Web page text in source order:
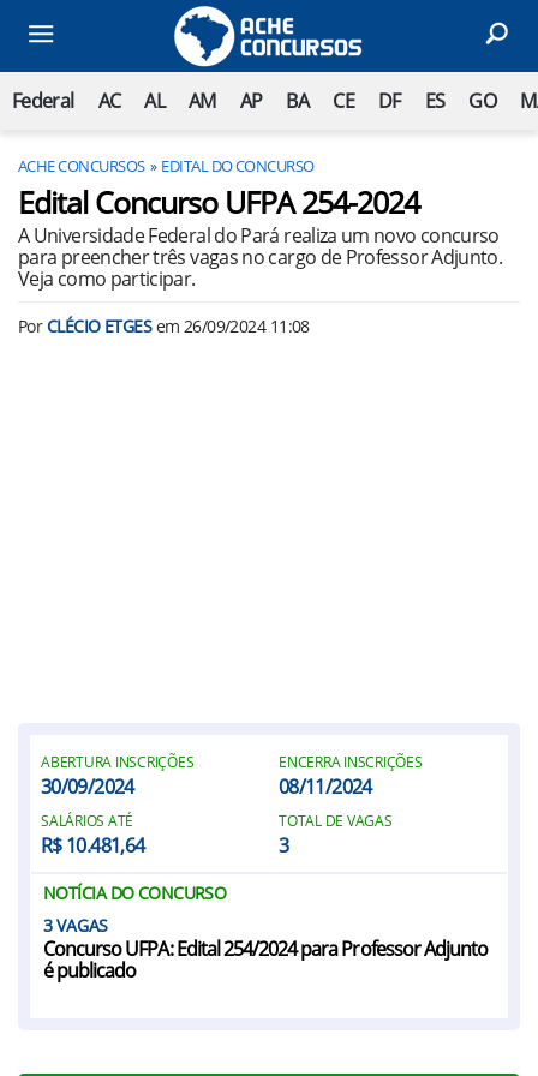
Federal AC AL AM AP BA CE DF ES GO
ACHE CONCURSOS EDITAL DO CONCURSO
Edital Concurso UFPA 254-2024
A Universidade Federal do Pará realiza um novo concurso
para preencher três vagas no cargo de Professor Adjunto.
Veja como participar.
PorCLÉCIO ETGESem 26/09/2024 11:08
ABERTURA INSCRIÇÕES
30/09/2024
ENCERRA INSCRIÇÕES
08/11/2024
SALÁRIOS ATÉ
R$ 10.481,64
TOTAL DE VAGAS
3
NOTÍCIA DO CONCURSO
3
Concurso UFPA: Edital 254/2024 para Professor Adjunto
é publicado